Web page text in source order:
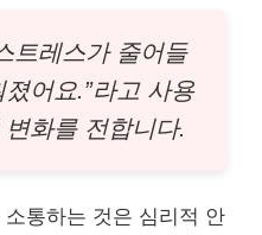
트레스가 줄어들
어요.”라고 사용
화를 전합니다.
통하는 것은 심리적 안